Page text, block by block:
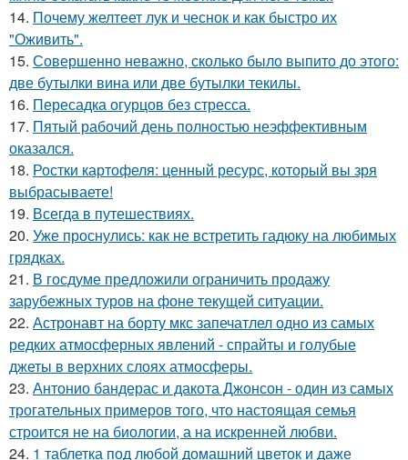
14. Почему желтеет лук и чеснок и как быстро их
"Оживить".
15. Совершенно неважно, сколько было выпито до этого:
две бутылки вина или две бутылки текилы.
16. Пересадка огурцов без стресса.
17. Пятый рабочий день полностью неэффективным
оказался.
18. Ростки картофеля: ценный ресурс, который вы зря
выбрасываете!
19. Всегда в путешествиях.
20. Уже проснулись: как не встретить гадюку на любимых
грядках.
21. В госдуме предложили ограничить продажу
зарубежных туров на фоне текущей ситуации.
22. Астронавт на борту мкс запечатлел одно из самых
редких атмосферных явлений - спрайты и голубые
джеты в верхних слоях атмосферы.
23. Антонио бандерас и дакота Джонсон - один из самых
трогательных примеров того, что настоящая семья
строится не на биологии, а на искренней любви.
24. 1 таблетка под любой домашний цветок и даже